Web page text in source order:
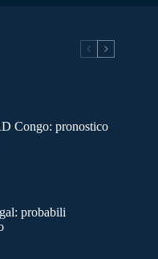
Congo: pronostico
probabili